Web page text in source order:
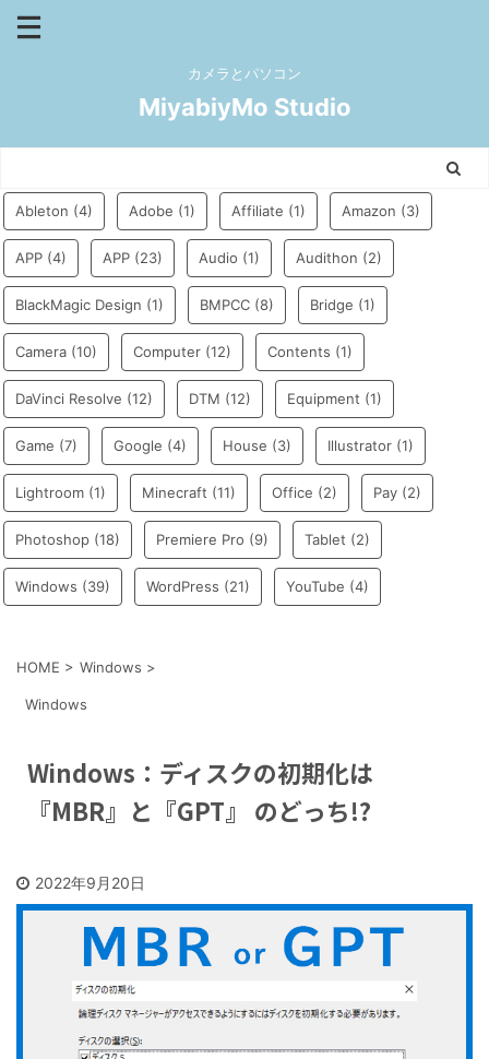
カメラとパソコン
MiyabiyMo Studio
Ableton (4) Adobe (1) Affiliate (1) Amazon (3)
APP (4) APP (23) Audio (1) Audithon (2)
BlackMagic Design (1) BMPCC (8) Bridge (1)
Camera (10) Computer (12) Contents (1)
DaVinci Resolve (12) DTM (12) Equipment (1)
Game (7) Google (4) House (3) Illustrator (1)
Lightroom (1) Minecraft (11) Office (2) Pay (2)
Photoshop (18) Premiere Pro (9) Tablet (2)
Windows (39) WordPress (21) YouTube (4)
HOME > Windows >
Windows
Windows：ディスクの初期化は
『MBR』と『GPT』 のどっち!?
2022年9月20日